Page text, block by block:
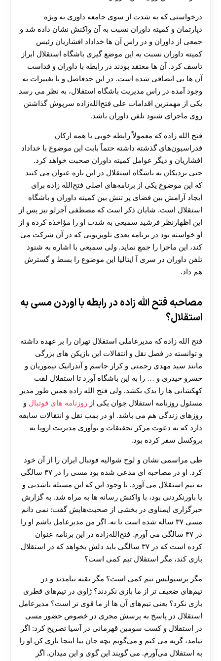
درخواستی که به شدت از سوی جامعه داوری به ویژه
دپارتمان و کمیته داوران نسبت به آن واکنش نشان داده شد و
جمعی از داوران و در راس آن ها خداداد افشاریان رئیس
کمیته داوران نسبت به این موضع گیری باشگاه استقلال ابراز
تاسف کرد. آن ها معتقد بودند در رابطه با داوران و قداست
آن ها بی انصافی شده است. در این حدفاصل و با تغییرات به
وجود آمده در راس مدیریت باشگاه استقلال، به نظر می رسد
یکی از مهمترین اقدامات علی فتح‌الله‌زاده سرپوش گذاشتن
روی ماجرای شنود تلفن داوران باشد.
فتح الله زاده که معمولاً رابطه خوبی با همه ارکان
فدراسیون‌های گذشته داشته حتماً بابت این موضوع با خداداد
افشاریان و دیگر عوامل کمیته داوران صحبت خواهد کرد.
حتی نزدیکان به باشگاه استقلال در این باره عنوان می ‌کنند
که این موضوع یکی از برنامه‌های اصلی فتح‌الله‌ زاده برای
ایجاد آرامش بین فضای پر تنش بین کمیته داوران و باشگاه
استقلال است. شایان ذکر است که مصطفی آجرلو نیز پس از
این اظهارنظر فرشید سمیعی به شدت او را مؤاخذه کرده و از
او خواسته بود در برنامه بعدی تلویزیونی که در آن شرکت می
کند، این ماجرا را جمع نماید. ولی سمیعی با اشاره به شنود
تلفن داوران در سری آ ایتالیا این موضوع را بسط و گسترش
هم داد.
مصاحبه فتح الله زاده در رابطه با اوردن مسی به
استقلال؟
فتح الله زاده که مدیرعاملی استقلال تهران را بر عهده داشته
و توانسته در فصل نقل و انتقالات این بازیکن های بزرگی
مانند سید مهدی رحمتی و کرار جاسم و آندرانیک تیموریان و
خسرو حیدری و … را به این باشگاه آورد تا استقلال لقب
کهکشانی ها را یدک بکشد. ولی فتح الله زاده همین طور مدیر
مسئول روزنامه استقلال جوان یکی از روزنامه های فوتبال و
روزهای زندگی هم می باشد. او در بمب نقل و انتقالات سابقه
دارد که به دعوت مرکز تحقیقات و نوآوری مدیریت اروپا به
بروکسل سفر کرده بود.
طی مراسمی نشان و لوح شوالیه فوتبال ایران را از آن خود
کرد. او در مصاحبه ای مدعی شده بود مسی را در ۳۷ سالگی
به تیم استقلال می آورد. با وجود این که این مسئله ناشدنی و
یا باورنکردنی بود، با واکنش رسانه ها به مراه شد. به گزارش
خبرگزاری ایمناوی در بخشی از صحبت‌هایش گفت: نمی ‌دانم
مسی ۳۷ ساله شده است یا نه. اگر من مدیرعامل باشم او را
در ۳۷ سالگی می ‌آورم. فتح‌الله‌زاده در این برنامه عنوان
کرده است که در ۳۷ سالگی باید دلش بخواهد که در استقلال
بازی کند، مگر استقلال تیم کمی است؟
مگر پرسپولیس تیم کمی است؟ مگر بقیه نیامدند و در
تیم‌های ضعیف ‌تر از ما بازی نکردند؟ ژاوی در تیم‌های قطری
بازی نکرد؟ یعنی تیم‌های آن‌ ها از ما قوی‌ تر است؟ مدیرعامل
استقلال در پاسخ به پرسش مجری در خصوص حضور مسی
در استقلال و کسب سومین قهرمانی در آسیا تصریح کرد: اگر
نیامد، گریه می‌ کنم و می‌گویم بچه جان بیا اینجا بازی کن او را
به استقلال می‌آورم. می‌ گویند این گوی و این میدان. اگر